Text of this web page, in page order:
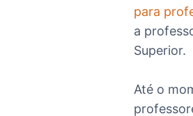
para
a
Superior.
Até o